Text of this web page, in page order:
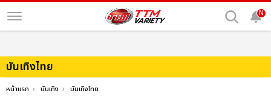
N
บันเทิงไทย
หน้าแรก บันเทิง บันเทิงไทย